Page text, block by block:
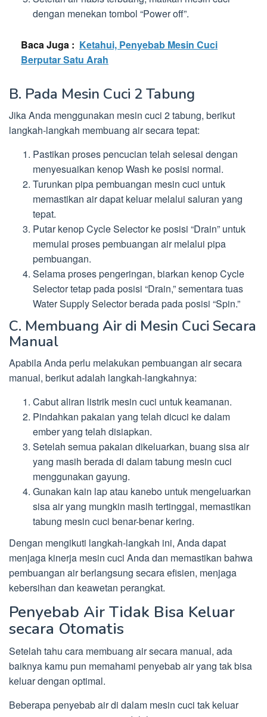
dengan menekan tombol “Power off”.
Baca Juga : Ketahui, Penyebab Mesin Cuci
Berputar Satu Arah
B. Pada Mesin Cuci 2 Tabung
Jika Anda menggunakan mesin cuci 2 tabung, berikut
langkah-langkah membuang air secara tepat:
Pastikan proses pencucian telah selesai dengan
menyesuaikan kenop Wash ke posisi normal.
Turunkan pipa pembuangan mesin cuci untuk
memastikan air dapat keluar melalui saluran yang
tepat.
Putar kenop Cycle Selector ke posisi “Drain” untuk
memulai proses pembuangan air melalui pipa
pembuangan.
Selama proses pengeringan, biarkan kenop Cycle
Selector tetap pada posisi “Drain,” sementara tuas
Water Supply Selector berada pada posisi “Spin.”
C. Membuang Air di Mesin Cuci Secara
Manual
Apabila Anda perlu melakukan pembuangan air secara
manual, berikut adalah langkah-langkahnya:
Cabut aliran listrik mesin cuci untuk keamanan.
Pindahkan pakaian yang telah dicuci ke dalam
ember yang telah disiapkan.
Setelah semua pakaian dikeluarkan, buang sisa air
yang masih berada di dalam tabung mesin cuci
menggunakan gayung.
Gunakan kain lap atau kanebo untuk mengeluarkan
sisa air yang mungkin masih tertinggal, memastikan
tabung mesin cuci benar-benar kering.
Dengan mengikuti langkah-langkah ini, Anda dapat
menjaga kinerja mesin cuci Anda dan memastikan bahwa
pembuangan air berlangsung secara efisien, menjaga
kebersihan dan keawetan perangkat.
Penyebab Air Tidak Bisa Keluar
secara Otomatis
Setelah tahu cara membuang air secara manual, ada
baiknya kamu pun memahami penyebab air yang tak bisa
keluar dengan optimal.
Beberapa penyebab air di dalam mesin cuci tak keluar